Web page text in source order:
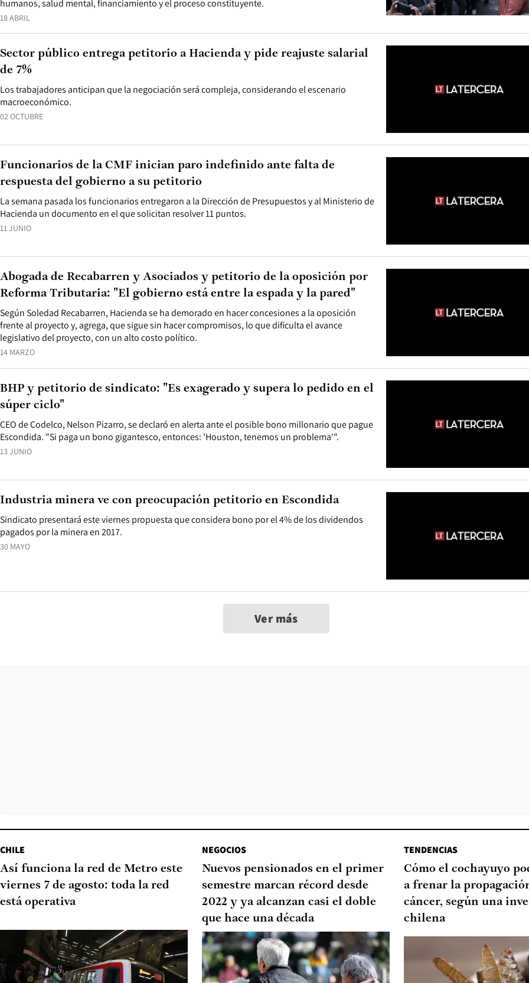
18 ABRIL
humanos, salud mental, financiamiento y el proceso constituyente.
02 OCTUBRE
Los trabajadores anticipan que la negociación será compleja, considerando el escenario
macroeconómico.
Sector público entrega petitorio a Hacienda y pide reajuste salarial
de 7%
11 JUNIO
La semana pasada los funcionarios entregaron a la Dirección de Presupuestos y al Ministerio de
Hacienda un documento en el que solicitan resolver 11 puntos.
Funcionarios de la CMF inician paro indefinido ante falta de
respuesta del gobierno a su petitorio
14 MARZO
Según Soledad Recabarren, Hacienda se ha demorado en hacer concesiones a la oposición
frente al proyecto y, agrega, que sigue sin hacer compromisos, lo que dificulta el avance
legislativo del proyecto, con un alto costo político.
Abogada de Recabarren y Asociados y petitorio de la oposición por
Reforma Tributaria: "El gobierno está entre la espada y la pared"
13 JUNIO
CEO de Codelco, Nelson Pizarro, se declaró en alerta ante el posible bono millonario que pague
Escondida. "Si paga un bono gigantesco, entonces: 'Houston, tenemos un problema'".
BHP y petitorio de sindicato: "Es exagerado y supera lo pedido en el
súper ciclo"
30 MAYO
Sindicato presentará este viernes propuesta que considera bono por el 4% de los dividendos
pagados por la minera en 2017.
Industria minera ve con preocupación petitorio en Escondida
Ver más
CHILE
Así funciona la red de Metro este
viernes 7 de agosto: toda la red
está operativa
NEGOCIOS
Nuevos pensionados en el primer
semestre marcan récord desde
2022 y ya alcanzan casi el doble
que hace una década
TENDENCIAS
Cómo el cochayuyo
a frenar la
cáncer, según una
chilena